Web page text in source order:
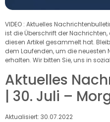
VIDEO : Aktuelles
ist die Überschrift der
diesen Artikel gesammelt hat.
dem Laufenden, um die neuesten
erhalten. Wir bitten Sie, uns in
Aktuelles
| 30. Juli –
Aktualisiert: 30.07.2022